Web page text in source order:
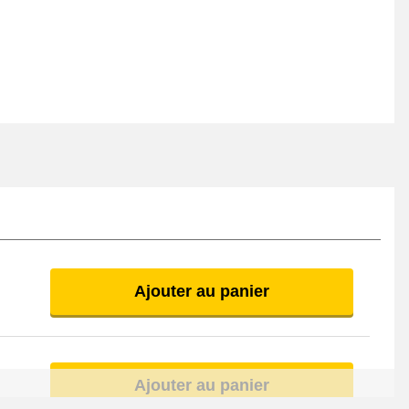
Ajouter au panier
Ajouter au panier